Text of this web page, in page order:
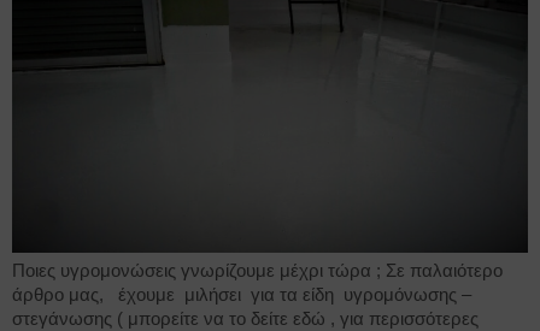
Ποιες υγρομονώσεις γνωρίζουμε μέχρι τώρα ; Σε παλαιότερο
άρθρο μας, έχουμε μιλήσει για τα είδη υγρομόνωσης –
στεγάνωσης ( μπορείτε να το δείτε εδώ , για περισσότερες